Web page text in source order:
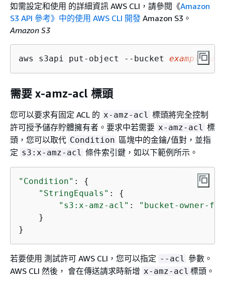
如需設定和使用 的詳細資訊 AWS CLI，請參閱《Amazon
S3 API 參考》中的使用 AWS CLI 開發 Amazon S3。
Amazon S3
aws s3api put-object --bucket
需要 x-amz-acl 標頭
您可以要求有固定 ACL 的 x-amz-acl 標頭將完全控制
許可授予儲存貯體擁有者。要求中若需要 x-amz-acl 標
頭，您可以取代 Condition 區塊中的金鑰/值對，並指
定 s3:x-amz-acl 條件索引鍵，如以下範例所示。
"Condition" : {
"StringEquals" : {
"s3:x-amz-acl" :
"bucket-owner-
    }
}
若要使用 測試許可 AWS CLI，您可以指定 --acl 參數。
AWS CLI 然後， 會在傳送請求時新增 x-amz-acl 標頭。